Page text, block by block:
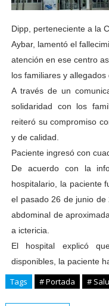
Dipp, perteneciente a la
Aybar, lamentó el
atención en ese centro
los familiares y allegados
A través de un
solidaridad con los
reiteró su compromiso
y de calidad.
Paciente ingresó con
De acuerdo con la
hospitalario, la paciente
el pasado 26 de junio
abdominal de
a ictericia.
El hospital explicó
disponibles, la paciente
Tags # Portada #